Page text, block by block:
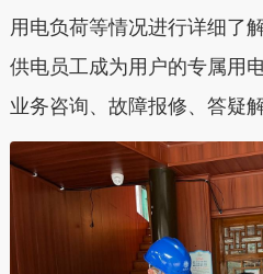
用电负荷等情况进行详细了
供电员工成为用户的专属用
业务咨询、故障报修、答疑